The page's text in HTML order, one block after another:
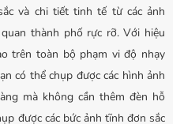
và chi tiết tinh tế từ các ảnh
thành phố rực rỡ. Với hiệu
trên toàn bộ phạm vi độ nhạy
có thể chụp được các hình ảnh
mà không cần thêm đèn hỗ
được các bức ảnh tĩnh đơn sắc